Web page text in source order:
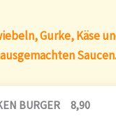
Gurke, Käse
Saucen.
BURGER 8,90